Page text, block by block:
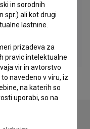
in sorodnih
spr.) ali kot drugi
lastnine.
prizadeva za
pravic intelektualne
vir in avtorstvo
navedeno v viru, iz
na katerih so
uporabi, so na